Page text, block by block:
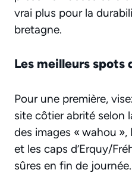
vrai plus pour la
bretagne.
Les meilleurs spots
Pour une première,
site côtier abrité selon
des images « wahou
et les caps d’Erquy/
sûres en fin de